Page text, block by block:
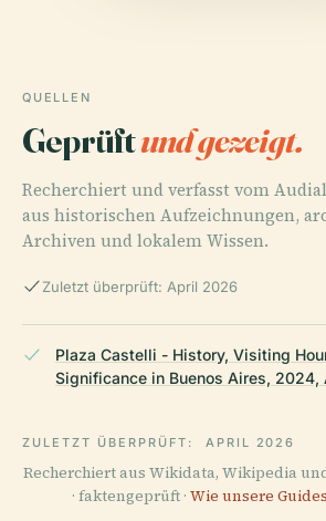
QUELLEN
Geprüftund gezeigt.
Recherchiert und verfasst vom
aus historischen Aufzeichnungen,
Archiven und lokalem Wissen.
Zuletzt überprüft: April 2026
Plaza Castelli - History, Visiting
Significance in Buenos Aires, 2024,
ZULETZT ÜBERPRÜFT: APRIL 2026
Recherchiert aus Wikidata, Wikipedia
· faktengeprüft · Wie unsere